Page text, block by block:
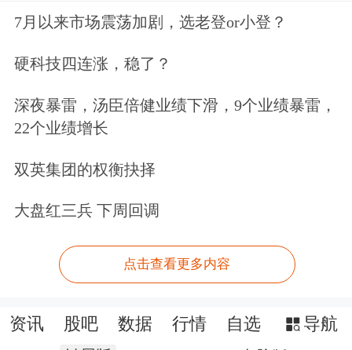
7月以来市场震荡加剧，选老登or小登？
硬科技四连涨，稳了？
深夜暴雷，汤臣倍健业绩下滑，9个业绩暴雷，
22个业绩增长
双英集团的权衡抉择
大盘红三兵 下周回调
点击查看更多内容
资讯 股吧 数据 行情 自选 导航